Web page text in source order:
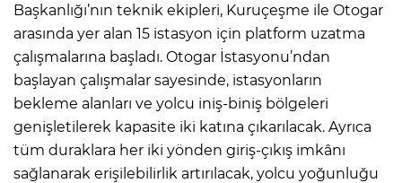
Başkanlığı’nın teknik ekipleri, Kuruçeşme ile Otogar
arasında yer alan 15 istasyon için platform uzatma
çalışmalarına başladı. Otogar İstasyonu’ndan
başlayan çalışmalar sayesinde, istasyonların
bekleme alanları ve yolcu iniş-biniş bölgeleri
genişletilerek kapasite iki katına çıkarılacak. Ayrıca
tüm duraklara her iki yönden giriş-çıkış imkânı
sağlanarak erişilebilirlik artırılacak, yolcu yoğunluğu